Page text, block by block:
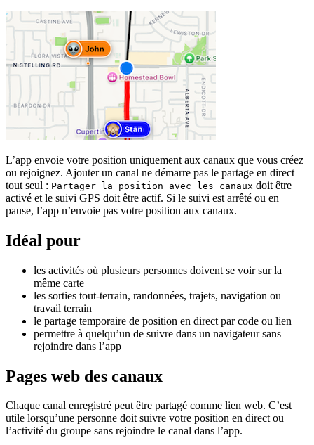
L’app envoie votre position uniquement aux canaux que vous créez
ou rejoignez. Ajouter un canal ne démarre pas le partage en direct
tout seul : Partager la position avec les canaux doit être
activé et le suivi GPS doit être actif. Si le suivi est arrêté ou en
pause, l’app n’envoie pas votre position aux canaux.
Idéal pour
les activités où plusieurs personnes doivent se voir sur la
même carte
les sorties tout-terrain, randonnées, trajets, navigation ou
travail terrain
le partage temporaire de position en direct par code ou lien
permettre à quelqu’un de suivre dans un navigateur sans
rejoindre dans l’app
Pages web des canaux
Chaque canal enregistré peut être partagé comme lien web. C’est
utile lorsqu’une personne doit suivre votre position en direct ou
l’activité du groupe sans rejoindre le canal dans l’app.